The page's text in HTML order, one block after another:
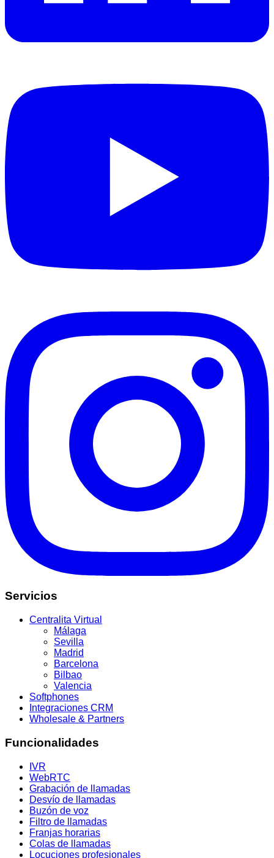
Servicios
Centralita Virtual
Málaga
Sevilla
Madrid
Barcelona
Bilbao
Valencia
Softphones
Integraciones CRM
Wholesale & Partners
Funcionalidades
IVR
WebRTC
Grabación de llamadas
Desvío de llamadas
Buzón de voz
Filtro de llamadas
Franjas horarias
Colas de llamadas
Locuciones profesionales